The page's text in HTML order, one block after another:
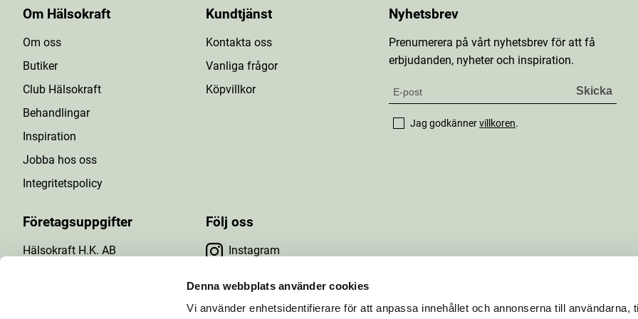
Denna webbplats använder cookies
Vi använder enhetsidentifierare för att anpassa innehållet och annonserna till användarna,
Om Hälsokraft
Om oss
Butiker
Club Hälsokraft
Behandlingar
Inspiration
Jobba hos oss
Integritetspolicy
Kundtjänst
Kontakta oss
Vanliga frågor
Köpvillkor
Företagsuppgifter
Hälsokraft H.K. AB
Följ oss
Instagram
Facebook
YouTube
Nyhetsbrev
Prenumerera på vårt nyhetsbrev för att få
erbjudanden, nyheter och inspiration.
Jag godkännervillkoren.